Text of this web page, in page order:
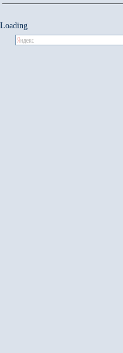
Loading